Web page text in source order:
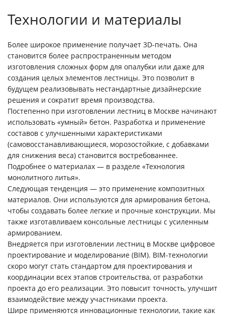
Технологии и материалы
Более широкое применение получает 3D-печать. Она
становится более распространенным методом
изготовления сложных форм для опалубки или даже для
создания целых элементов лестницы. Это позволит в
будущем реализовывать нестандартные дизайнерские
решения и сократит время производства.
Постепенно при изготовлении лестниц в Москве начинают
использовать «умный» бетон. Разработка и применение
составов с улучшенными характеристиками
(самовосстанавливающиеся, морозостойкие, с добавками
для снижения веса) становится востребованнее.
Подробнее о материалах — в разделе «Технология
монолитного литья».
Следующая тенденция — это применение композитных
материалов. Они используются для армирования бетона,
чтобы создавать более легкие и прочные конструкции. Мы
также изготавливаем консольные лестницы с усиленным
армированием.
Внедряется при изготовлении лестниц в Москве цифровое
проектирование и моделирование (BIM). BIM-технологии
скоро могут стать стандартом для проектирования и
координации всех этапов строительства, от разработки
проекта до его реализации. Это повысит точность, улучшит
взаимодействие между участниками проекта.
Шире применяются инновационные технологии, такие как